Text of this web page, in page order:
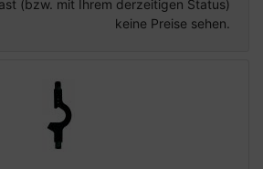
(bzw. mit Ihrem derzeitigen Status)
keine Preise sehen.